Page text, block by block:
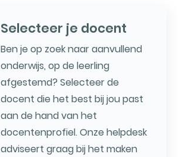
Selecteer je docent
Ben je op zoek naar aanvullend
onderwijs, op de leerling
afgestemd? Selecteer de
docent die het best bij jou past
aan de hand van het
docentenprofiel. Onze helpdesk
adviseert graag bij het maken